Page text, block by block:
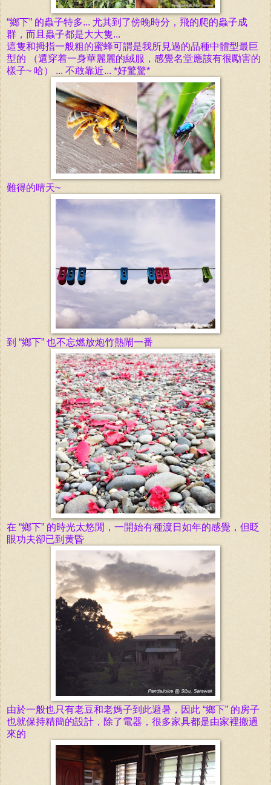
“鄉下” 的蟲子特多... 尤其到了傍晚時分，飛的爬的蟲子成
群，而且 蟲子都是大大隻...
這隻和拇指一般粗的蜜蜂可謂是我所見過的品種中體型最巨
型的 （還穿着一身華麗麗的絨服，感覺名堂應該有很勵害的
樣子~ 哈） ... 不敢靠近... *好驚驚*
難得的晴天~
到 “鄉下” 也不忘燃放炮竹熱閙一番
在 “鄉下” 的時光太悠閒，一開始有種渡日如年的感覺，但眨
眼功夫卻已到黄昏
由於一般也只有老豆和老媽子到此避暑，因 此 “鄉下” 的房子
也就保持精簡的設計，除了電器，很多家具都是由家裡搬過
來的